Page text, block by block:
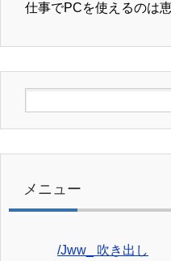
仕事でPCを使えるのは
メニュー
/Jww_ 吹き出し